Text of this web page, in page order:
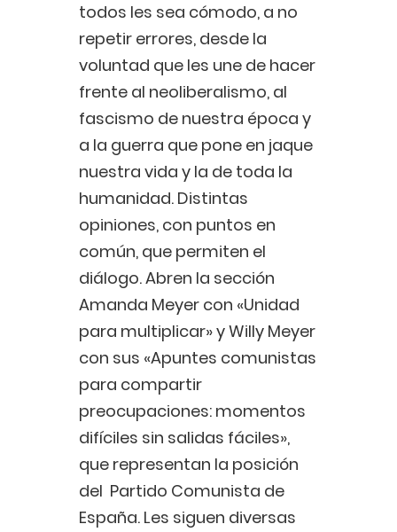
todos les sea cómodo, a no
repetir errores, desde la
voluntad que les une de hacer
frente al neoliberalismo, al
fascismo de nuestra época y
a la guerra que pone en jaque
nuestra vida y la de toda la
humanidad. Distintas
opiniones, con puntos en
común, que permiten el
diálogo. Abren la sección
Amanda Meyer con «Unidad
para multiplicar» y Willy Meyer
con sus «Apuntes comunistas
para compartir
preocupaciones: momentos
difíciles sin salidas fáciles»,
que representan la posición
del Partido Comunista de
España. Les siguen diversas